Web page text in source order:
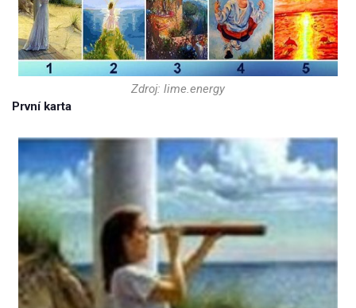
Zdroj: lime.energy
První karta